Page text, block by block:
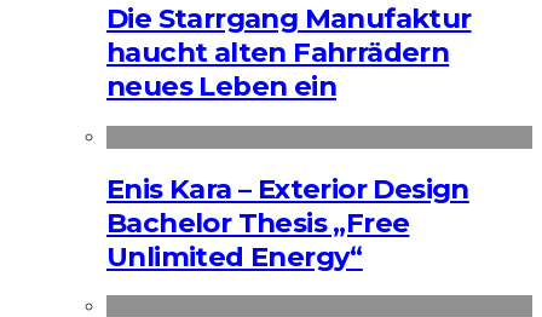
Die Starrgang Manufaktur
haucht alten Fahrrädern
neues Leben ein
Enis Kara – Exterior Design
Bachelor Thesis „Free
Unlimited Energy“